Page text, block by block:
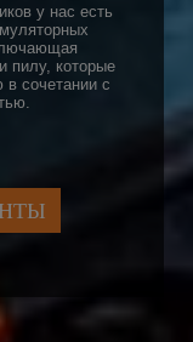
у нас есть
пилу, которые
сочетании с